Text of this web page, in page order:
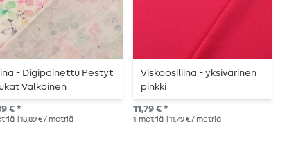
- Digipainettu Pestyt
Valkoinen
€ *
| 18,89 € / metriä
Viskoosiliina - yksivärinen
pinkki
11,79 € *
1 metriä | 11,79 € / metriä